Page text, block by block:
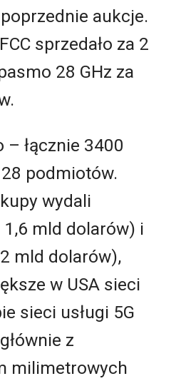
aukcje.
sprzedało za 2
28 GHz za
łącznie 3400
podmiotów.
wydali
1,6 mld dolarów) i
mld dolarów),
w USA sieci
sieci usługi 5G
z
milimetrowych